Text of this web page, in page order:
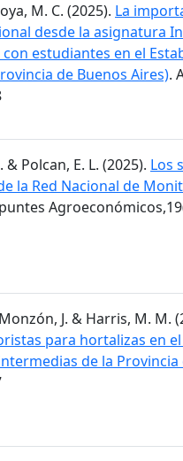
M. C. (2025). La
desde la asignatura
estudiantes en el
de Buenos Aires).
Polcan, E. L. (2025). Los
la Red Nacional de
J. & Harris, M. M.
para hortalizas en
de la Provincia